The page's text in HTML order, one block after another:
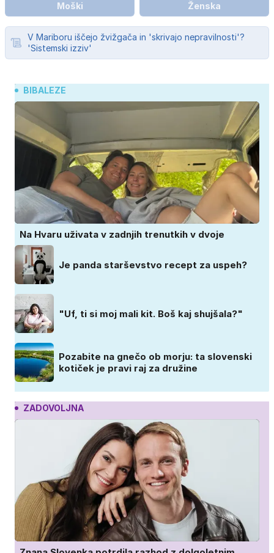
Moški Ženska
V Mariboru iščejo žvižgača in 'skrivajo nepravilnosti'?
'Sistemski izziv'
BIBALEZE
Na Hvaru uživata v zadnjih trenutkih v dvoje
Je panda starševstvo recept za uspeh?
"Uf, ti si moj mali kit. Boš kaj shujšala?"
Pozabite na gnečo ob morju: ta slovenski
kotiček je pravi raj za družine
ZADOVOLJNA